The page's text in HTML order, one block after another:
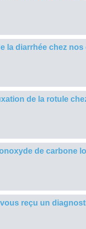
la diarrhée chez
de la rotule
de carbone
reçu un